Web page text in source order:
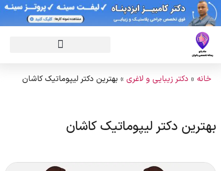
خانه » دکتر زیبایی و لاغری » بهترین دکتر لیپوماتیک کاشان
بهترین دکتر لیپوماتیک کاشان